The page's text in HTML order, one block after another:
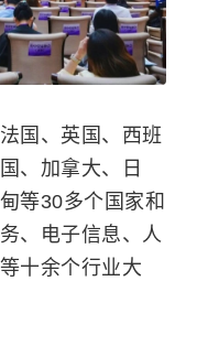
国、英国、西班
、加拿大、日
等30多个国家和
、电子信息、人
十余个行业大